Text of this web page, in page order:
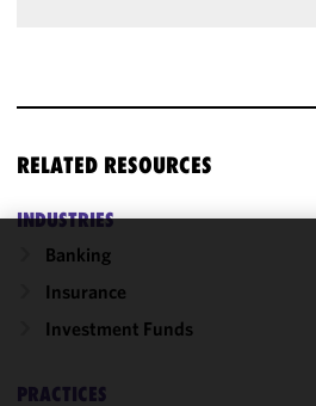
RELATED RESOURCES
INDUSTRIES
Banking
Insurance
Investment Funds
PRACTICES
cookies to
improve the